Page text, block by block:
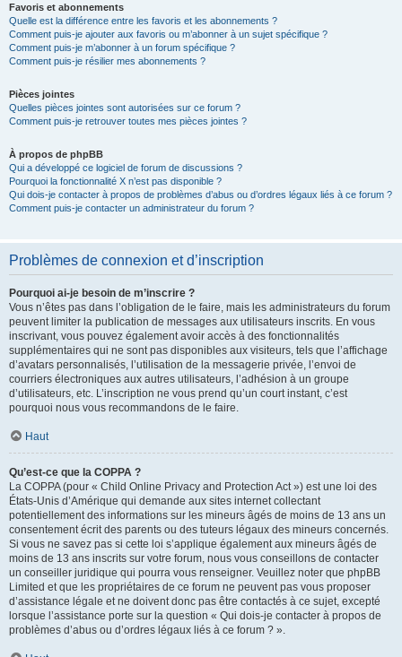
Favoris et abonnements
Quelle est la différence entre les favoris et les abonnements ?
Comment puis-je ajouter aux favoris ou m’abonner à un sujet spécifique ?
Comment puis-je m’abonner à un forum spécifique ?
Comment puis-je résilier mes abonnements ?
Pièces jointes
Quelles pièces jointes sont autorisées sur ce forum ?
Comment puis-je retrouver toutes mes pièces jointes ?
À propos de phpBB
Qui a développé ce logiciel de forum de discussions ?
Pourquoi la fonctionnalité X n’est pas disponible ?
Qui dois-je contacter à propos de problèmes d’abus ou d’ordres légaux liés à ce forum ?
Comment puis-je contacter un administrateur du forum ?
Problèmes de connexion et d’inscription
Pourquoi ai-je besoin de m’inscrire ?
Vous n’êtes pas dans l’obligation de le faire, mais les administrateurs du forum
peuvent limiter la publication de messages aux utilisateurs inscrits. En vous
inscrivant, vous pouvez également avoir accès à des fonctionnalités
supplémentaires qui ne sont pas disponibles aux visiteurs, tels que l’affichage
d’avatars personnalisés, l’utilisation de la messagerie privée, l’envoi de
courriers électroniques aux autres utilisateurs, l’adhésion à un groupe
d’utilisateurs, etc. L’inscription ne vous prend qu’un court instant, c’est
pourquoi nous vous recommandons de le faire.
Haut
Qu’est-ce que la COPPA ?
La COPPA (pour « Child Online Privacy and Protection Act ») est une loi des
États-Unis d’Amérique qui demande aux sites internet collectant
potentiellement des informations sur les mineurs âgés de moins de 13 ans un
consentement écrit des parents ou des tuteurs légaux des mineurs concernés.
Si vous ne savez pas si cette loi s’applique également aux mineurs âgés de
moins de 13 ans inscrits sur votre forum, nous vous conseillons de contacter
un conseiller juridique qui pourra vous renseigner. Veuillez noter que phpBB
Limited et que les propriétaires de ce forum ne peuvent pas vous proposer
d’assistance légale et ne doivent donc pas être contactés à ce sujet, excepté
lorsque l’assistance porte sur la question « Qui dois-je contacter à propos de
problèmes d’abus ou d’ordres légaux liés à ce forum ? ».